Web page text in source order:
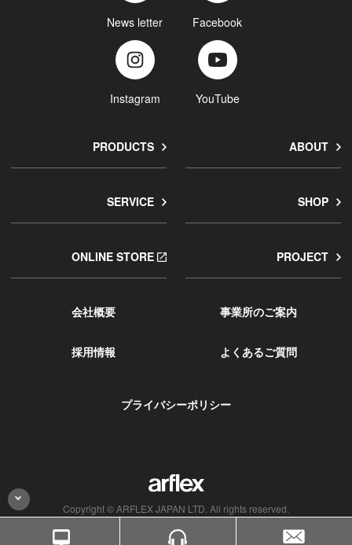
News letter Facebook
Instagram YouTube
PRODUCTS ABOUT
SERVICE SHOP
ONLINE STORE PROJECT
会社概要 事業所のご案内
採用情報 よくあるご質問
プライバシーポリシー
Copyright © ARFLEX JAPAN LTD. All rights reserved.